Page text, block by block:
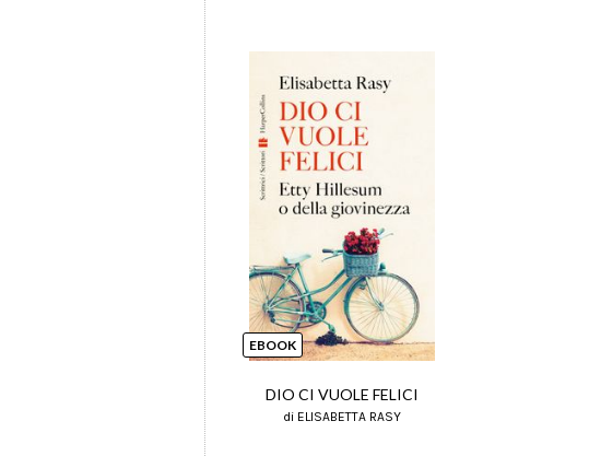
EBOOK
DIO CI VUOLE FELICI
di ELISABETTA RASY